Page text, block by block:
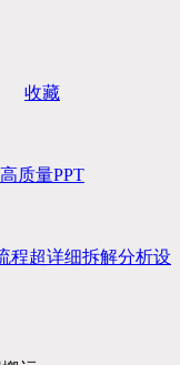
收藏
质量PPT
程超详细拆解分析设